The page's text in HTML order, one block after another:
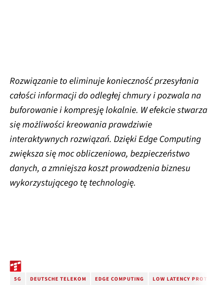
Rozwiązanie to eliminuje konieczność przesyłania
całości informacji do odległej chmury i pozwala na
buforowanie i kompresję lokalnie. W efekcie stwarza
się możliwości kreowania prawdziwie
interaktywnych rozwiązań. Dzięki Edge Computing
zwiększa się moc obliczeniowa, bezpieczeństwo
danych, a zmniejsza koszt prowadzenia biznesu
wykorzystującego tę technologię.
5G DEUTSCHE TELEKOM EDGE COMPUTING LOW LATENCY